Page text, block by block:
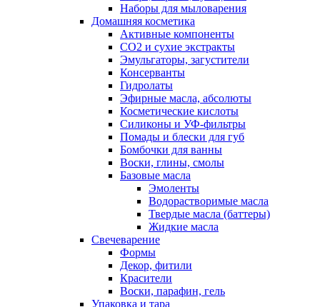
Наборы для мыловарения
Домашняя косметика
Активные компоненты
СО2 и сухие экстракты
Эмульгаторы, загустители
Консерванты
Гидролаты
Эфирные масла, абсолюты
Косметические кислоты
Силиконы и УФ-фильтры
Помады и блески для губ
Бомбочки для ванны
Воски, глины, смолы
Базовые масла
Эмоленты
Водорастворимые масла
Твердые масла (баттеры)
Жидкие масла
Свечеварение
Формы
Декор, фитили
Красители
Воски, парафин, гель
Упаковка и тара